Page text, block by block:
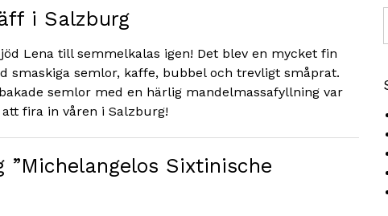
i Salzburg
Lena till semmelkalas igen! Det blev en mycket fin
smaskiga semlor, kaffe, bubbel och trevligt småprat.
semlor med en härlig mandelmassafyllning var
fira in våren i Salzburg!
”Michelangelos Sixtinische